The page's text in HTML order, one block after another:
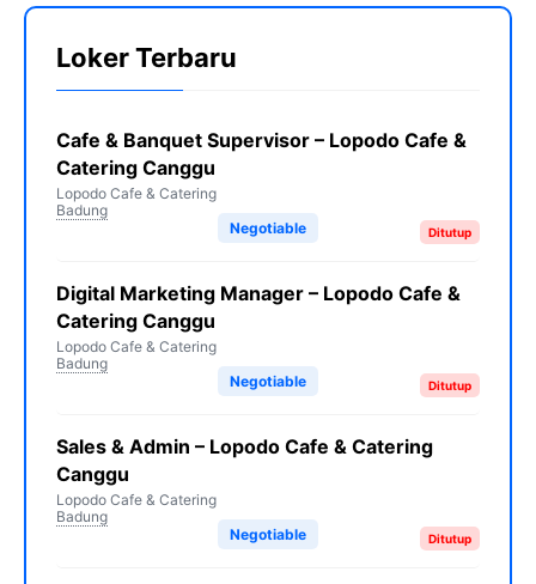
Loker Terbaru
Cafe & Banquet Supervisor – Lopodo Cafe &
Catering Canggu
Lopodo Cafe & Catering
Badung
Ditutup
Negotiable
Digital Marketing Manager – Lopodo Cafe &
Catering Canggu
Lopodo Cafe & Catering
Badung
Ditutup
Negotiable
Sales & Admin – Lopodo Cafe & Catering
Canggu
Lopodo Cafe & Catering
Badung
Ditutup
Negotiable